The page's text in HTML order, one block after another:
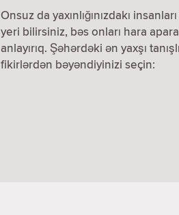
Onsuz da yaxınlığınızdakı
yeri bilirsiniz, bəs onları hara
anlayırıq. Şəhərdəki ən yaxşı
fikirlərdən bəyəndiyinizi seçin: